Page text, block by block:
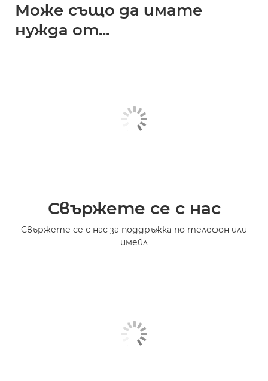
Може също да имате
нужда от...
Свържете се с нас
Свържете се с нас за поддръжка по телефон или
имейл